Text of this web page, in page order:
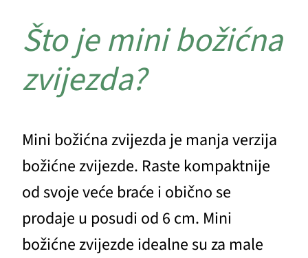
Što je mini božićna
zvijezda?
Mini božićna zvijezda je manja verzija
božićne zvijezde. Raste kompaktnije
od svoje veće braće i obično se
prodaje u posudi od 6 cm. Mini
božićne zvijezde idealne su za male